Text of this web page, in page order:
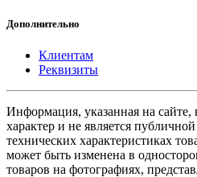
Дополнительно
Клиентам
Реквизиты
Информация, указанная на сайте,
характер и не является
технических характеристиках
может быть изменена в
товаров на фотографиях,